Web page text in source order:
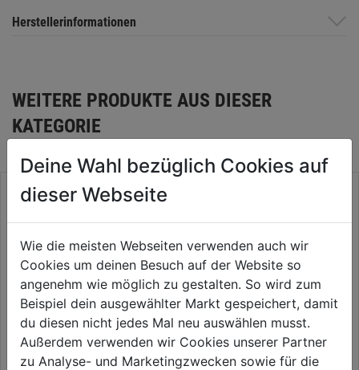
Herstellerinformationen
WEITERE PRODUKTE AUS DIESER
KATEGORIE
Stielhalter PACKOUT
Werkzeugkoffer m. 2
Deine Wahl bezüglich Cookies auf
dieser Webseite
Wie die meisten Webseiten verwenden auch wir
Cookies um deinen Besuch auf der Website so
angenehm wie möglich zu gestalten. So wird zum
Beispiel dein ausgewählter Markt gespeichert, damit
du diesen nicht jedes Mal neu auswählen musst.
Außerdem verwenden wir Cookies unserer Partner
zu Analyse- und Marketingzwecken sowie für die